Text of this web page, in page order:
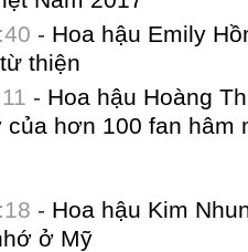
- Hoa hậu Emily
thiện
- Hoa hậu Hoàng
của hơn 100 fan hâm
- Hoa hậu Kim
ở Mỹ